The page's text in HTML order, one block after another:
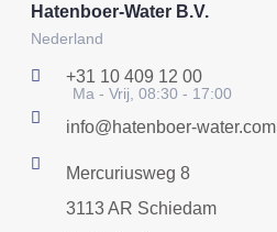
Hatenboer-Water B.V.
Nederland
+31 10 409 12 00
Ma - Vrij, 08:30 - 17:00
info@hatenboer-water.com
Mercuriusweg 8
3113 AR Schiedam